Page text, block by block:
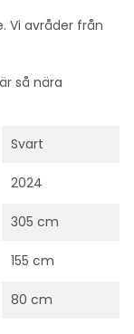
Vi avråder från
så nära
Svart
2024
305 cm
155 cm
80 cm